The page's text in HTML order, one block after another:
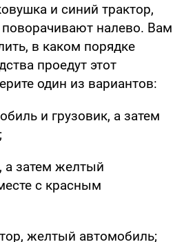
и синий трактор,
налево. Вам
в каком порядке
проедут этот
один из вариантов:
и грузовик, а затем
а затем желтый
с красным
желтый автомобиль;